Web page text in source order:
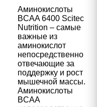
Аминокислоты
BCAA 6400 Scitec
Nutrition – самые
важные из
аминокислот
непосредственно
отвечающие за
поддержку и рост
мышечной массы.
Аминокислоты
BCAA